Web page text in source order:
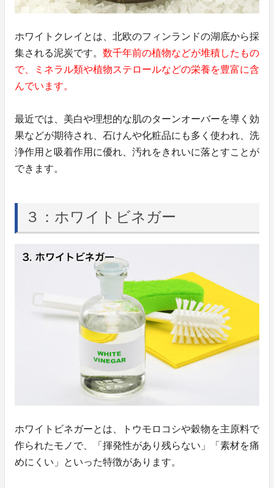
ホワイトクレイとは、北欧のフィンランドの湖底から採
集される泥炭です。 数千年前の植物などが堆積したもの
で、ミネラル類や植物ステロールなどの栄養を豊富に含
んでいます。
最近では、美白や理想的な肌のターンオーバーを導く効
果などが期待され、石けんや化粧品にも多く使われ、洗
浄作用と吸着作用に優れ、汚れをきれいに落とすことが
できます。
３：ホワイトビネガー
ホワイトビネガーとは、トウモロコシや穀物を主原料で
作られたモノで、「揮発性があり残らない」「素材を痛
めにくい」といった特徴があります。